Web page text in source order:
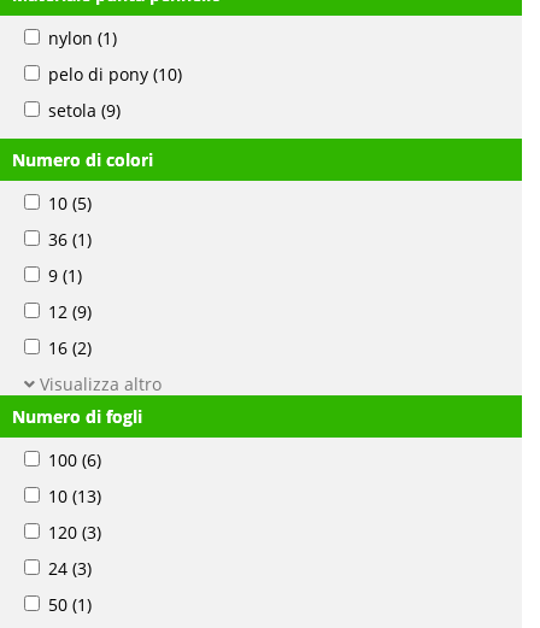
nylon (1)
pelo di pony (10)
setola (9)
Numero di colori
10 (5)
36 (1)
9 (1)
12 (9)
16 (2)
Visualizza altro
Numero di fogli
100 (6)
10 (13)
120 (3)
24 (3)
50 (1)